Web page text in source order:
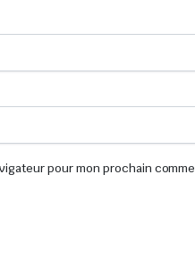
pour mon prochain